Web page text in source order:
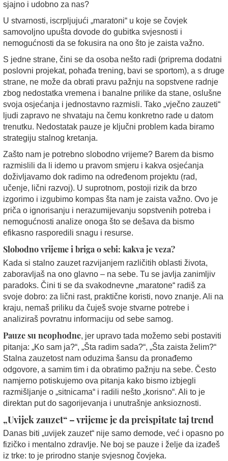
sjajno i udobno za nas?
U stvarnosti, iscrpljujući „maratoni“ u koje se čovjek
samovoljno upušta dovode do gubitka svjesnosti i
nemogućnosti da se fokusira na ono što je zaista važno.
S jedne strane, čini se da osoba nešto radi (priprema dodatni
poslovni projekat, pohađa trening, bavi se sportom), a s druge
strane, ne može da obrati pravu pažnju na sopstvene radnje
zbog nedostatka vremena i banalne prilike da stane, oslušne
svoja osjećanja i jednostavno razmisli. Tako „vječno zauzeti“
ljudi zapravo ne shvataju na čemu konkretno rade u datom
trenutku. Nedostatak pauze je ključni problem kada biramo
strategiju stalnog kretanja.
Zašto nam je potrebno slobodno vrijeme? Barem da bismo
razmislili da li idemo u pravom smjeru i kakva osjećanja
doživljavamo dok radimo na određenom projektu (rad,
učenje, lični razvoj). U suprotnom, postoji rizik da brzo
izgorimo i izgubimo kompas šta nam je zaista važno. Ovo je
priča o ignorisanju i nerazumijevanju sopstvenih potreba i
nemogućnosti analize onoga što se dešava da bismo
efikasno rasporedili snagu i resurse.
Slobodno vrijeme i briga o sebi: kakva je veza?
Kada si stalno zauzet razvijanjem različitih oblasti života,
zaboravljaš na ono glavno – na sebe. Tu se javlja zanimljiv
paradoks. Čini ti se da svakodnevne „maratone“ radiš za
svoje dobro: za lični rast, praktične koristi, novo znanje. Ali na
kraju, nemaš priliku da čuješ svoje stvarne potrebe i
analiziraš povratnu informaciju od sebe samog.
Pauze su neophodne, jer upravo tada možemo sebi postaviti
pitanja: „Ko sam ja?“, „Šta radim sada?“, „Šta zaista želim?“
Stalna zauzetost nam oduzima šansu da pronađemo
odgovore, a samim tim i da obratimo pažnju na sebe. Često
namjerno potiskujemo ova pitanja kako bismo izbjegli
razmišljanje o „sitnicama“ i radili nešto „korisno“. Ali to je
direktan put do sagorijevanja i unutrašnje anksioznosti.
„Uvijek zauzet“ – vrijeme je da preispitate taj trend
Danas biti „uvijek zauzet“ nije samo demode, već i opasno po
fizičko i mentalno zdravlje. Ne boj se pauze i želje da izađeš
iz trke: to je prirodno stanje svjesnog čovjeka.